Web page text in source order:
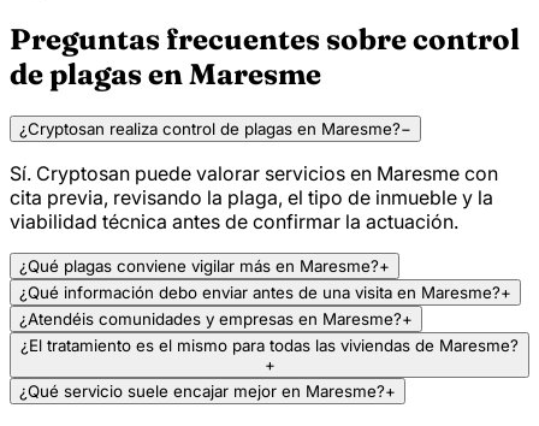
Preguntas frecuentes sobre control
de plagas en Maresme
¿Cryptosan realiza control de plagas en Maresme?−
Sí. Cryptosan puede valorar servicios en Maresme con
cita previa, revisando la plaga, el tipo de inmueble y la
viabilidad técnica antes de confirmar la actuación.
¿Qué plagas conviene vigilar más en Maresme?+
¿Qué información debo enviar antes de una visita en Maresme?+
¿Atendéis comunidades y empresas en Maresme?+
¿El tratamiento es el mismo para todas las viviendas de Maresme?
+
¿Qué servicio suele encajar mejor en Maresme?+